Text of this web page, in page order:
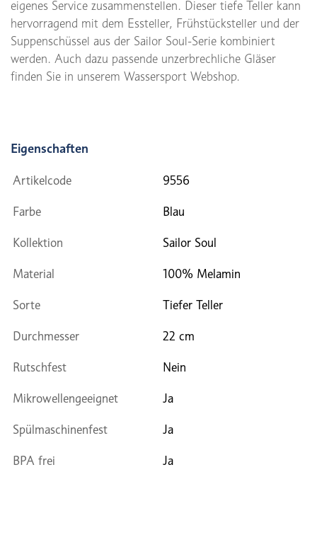
eigenes Service zusammenstellen. Dieser tiefe Teller kann
hervorragend mit dem Essteller, Frühstücksteller und der
Suppenschüssel aus der Sailor Soul-Serie kombiniert
werden. Auch dazu passende unzerbrechliche Gläser
finden Sie in unserem Wassersport Webshop.
Eigenschaften
Artikelcode 9556
Farbe Blau
Kollektion Sailor Soul
Material 100% Melamin
Sorte Tiefer Teller
Durchmesser 22 cm
Rutschfest Nein
Mikrowellengeeignet Ja
Spülmaschinenfest Ja
BPA frei Ja